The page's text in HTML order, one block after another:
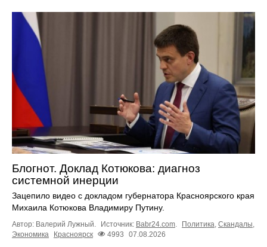
Блогнот. Доклад Котюкова: диагноз
системной инерции
Зацепило видео с докладом губернатора Красноярского края
Михаила Котюкова Владимиру Путину.
Автор: Валерий Лужный. Источник: Babr24.com Политика Скандалы
Экономика
Красноярск 4993 07.08.2026